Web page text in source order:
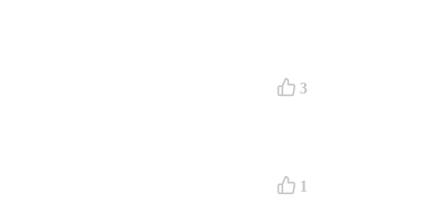
3
1